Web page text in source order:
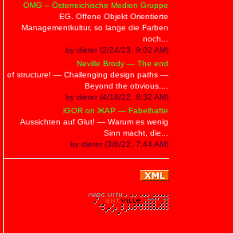
OMG – Österreichische Medien Gruppe
EG. Offene Objekt Orientierte
Managementkultur, so lange die Farben
noch...
by dieter (2/24/23, 9:02 AM)
Neville Brody — The end
of structure! — Challenging design paths —
Beyond the obvious....
by dieter (4/18/22, 8:32 AM)
iGOR on ЖAP — Fabelhafte
Aussichten auf Glut! — Warum es wenig
Sinn macht, die...
by dieter (3/6/22, 7:44 AM)